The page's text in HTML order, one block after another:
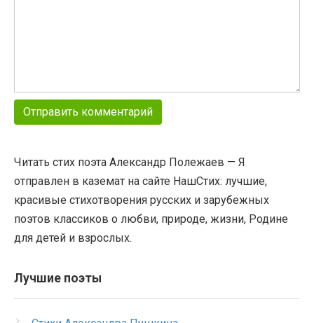
Читать стих поэта Александр Полежаев — Я
отправлен в каземат на сайте НашСтих: лучшие,
красивые стихотворения русских и зарубежных
поэтов классиков о любви, природе, жизни, Родине
для детей и взрослых.
Лучшие поэты